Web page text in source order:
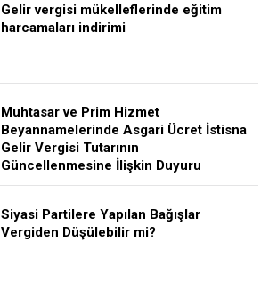
Gelir vergisi mükelleflerinde eğitim
harcamaları indirimi
Muhtasar ve Prim Hizmet
Beyannamelerinde Asgari Ücret İstisna
Gelir Vergisi Tutarının
Güncellenmesine İlişkin Duyuru
Siyasi Partilere Yapılan Bağışlar
Vergiden Düşülebilir mi?